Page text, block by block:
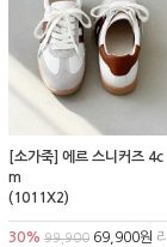
[소가죽] 에르 스니커즈 4c
m
(1011X2)
30% 99,900 69,900원 리